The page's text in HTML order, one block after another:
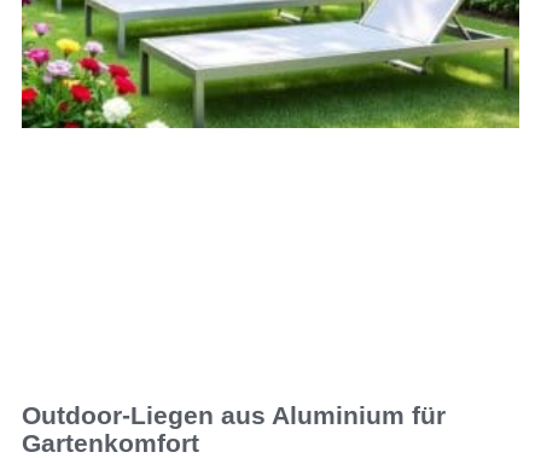
Outdoor-Liegen aus Aluminium für
Gartenkomfort